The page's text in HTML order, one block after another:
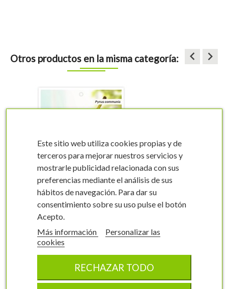
Otros productos en la misma categoría: keyboard_arrow_left
Etiquetas de Peral
(Etrusca)
Pyrus communis
keyboard_arrow_right
Este sitio web utiliza cookies propias y de
terceros para mejorar nuestros servicios y
mostrarle publicidad relacionada con sus
preferencias mediante el análisis de sus
hábitos de navegación. Para dar su
consentimiento sobre su uso pulse el botón
Acepto.
Más información
Personalizar las
cookies
RECHAZAR TODO